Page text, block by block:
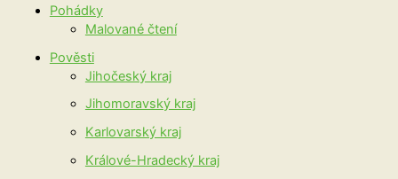
Pohádky
Malované čtení
Pověsti
Jihočeský kraj
Jihomoravský kraj
Karlovarský kraj
Králové-Hradecký kraj